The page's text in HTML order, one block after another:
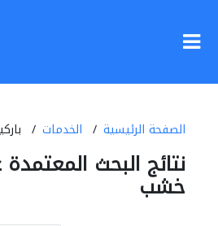
الصفحة الرئيسية الخدمات
نتائج البحث
خشب